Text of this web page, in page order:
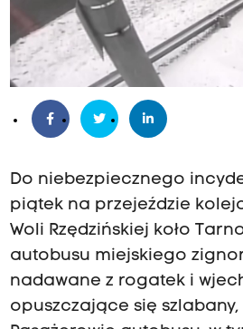
Do niebezpiecznego
piątek na przejeździe
Woli Rzędzińskiej koło
autobusu miejskiego
nadawane z rogatek i
opuszczające się szlabany,